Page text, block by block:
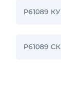
P61089
P61089